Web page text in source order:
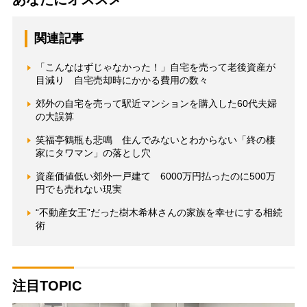
関連記事
「こんなはずじゃなかった！」自宅を売って老後資産が
目減り 自宅売却時にかかる費用の数々
郊外の自宅を売って駅近マンションを購入した60代夫婦
の大誤算
笑福亭鶴瓶も悲鳴 住んでみないとわからない「終の棲
家にタワマン」の落とし穴
資産価値低い郊外一戸建て 6000万円払ったのに500万
円でも売れない現実
“不動産女王”だった樹木希林さんの家族を幸せにする相続
術
注目TOPIC